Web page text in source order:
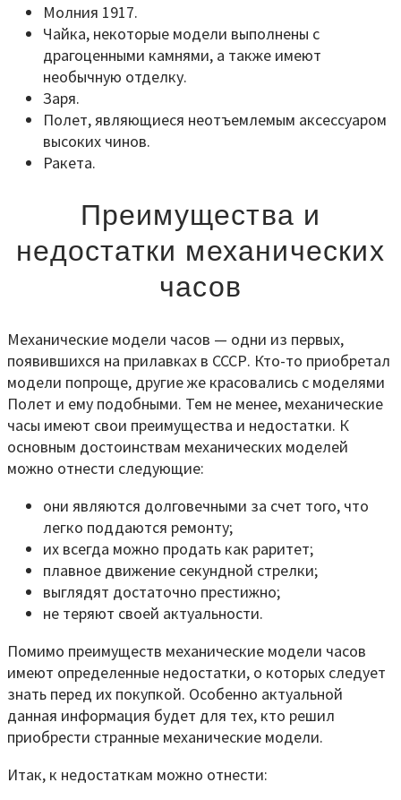
Молния 1917.
Чайка, некоторые модели выполнены с
драгоценными камнями, а также имеют
необычную отделку.
Заря.
Полет, являющиеся неотъемлемым аксессуаром
высоких чинов.
Ракета.
Преимущества и
недостатки механических
часов
Механические модели часов — одни из первых,
появившихся на прилавках в СССР. Кто-то приобретал
модели попроще, другие же красовались с моделями
Полет и ему подобными. Тем не менее, механические
часы имеют свои преимущества и недостатки. К
основным достоинствам механических моделей
можно отнести следующие:
они являются долговечными за счет того, что
легко поддаются ремонту;
их всегда можно продать как раритет;
плавное движение секундной стрелки;
выглядят достаточно престижно;
не теряют своей актуальности.
Помимо преимуществ механические модели часов
имеют определенные недостатки, о которых следует
знать перед их покупкой. Особенно актуальной
данная информация будет для тех, кто решил
приобрести странные механические модели.
Итак, к недостаткам можно отнести: